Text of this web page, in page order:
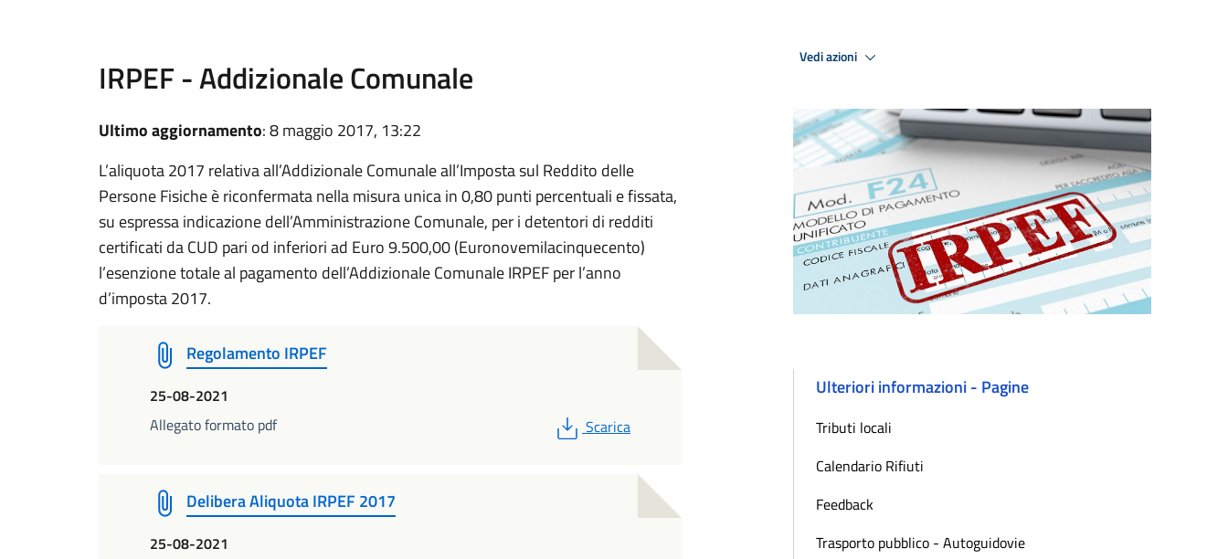
IRPEF - Addizionale Comunale
Ultimo aggiornamento: 8 maggio 2017, 13:22
L’aliquota 2017 relativa all’Addizionale Comunale all’Imposta sul Reddito delle
Persone Fisiche è riconfermata nella misura unica in 0,80 punti percentuali e fissata,
su espressa indicazione dell’Amministrazione Comunale, per i detentori di redditi
certificati da CUD pari od inferiori ad Euro 9.500,00 (Euronovemilacinquecento)
l’esenzione totale al pagamento dell’Addizionale Comunale IRPEF per l’anno
d’imposta 2017.
Regolamento IRPEF
25-08-2021
Allegato formato pdf
PDF
Scarica
Delibera Aliquota IRPEF 2017
25-08-2021
Vedi azioni
Ulteriori informazioni - Pagine
Tributi locali
Calendario Rifiuti
Feedback
Trasporto pubblico - Autoguidovie